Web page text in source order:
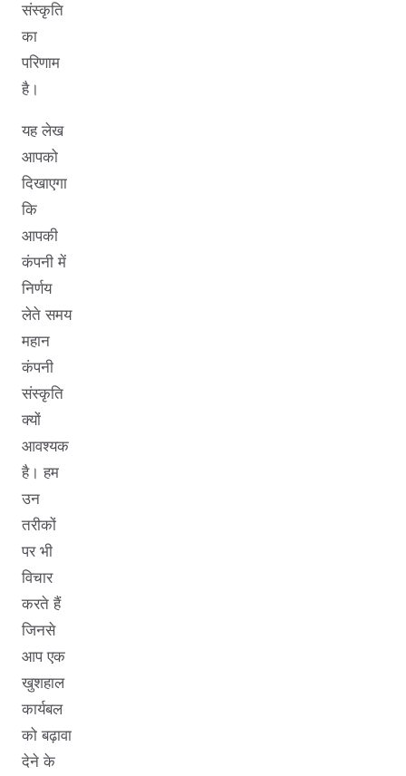
संस्कृति
का
परिणाम
है।
यह लेख
आपको
दिखाएगा
कि
आपकी
कंपनी में
निर्णय
लेते समय
महान
कंपनी
संस्कृति
क्यों
आवश्यक
है। हम
उन
तरीकों
पर भी
विचार
करते हैं
जिनसे
आप एक
खुशहाल
कार्यबल
को बढ़ावा
देने के